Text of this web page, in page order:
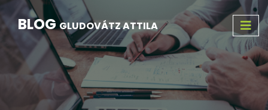
BLOGGLUDOVÁTZ ATTILA